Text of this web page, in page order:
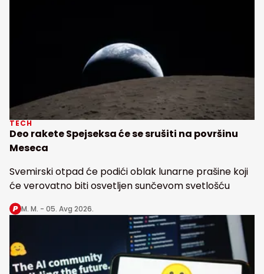
TECH
Deo rakete Spejseksa će se srušiti na površinu
Meseca
Svemirski otpad će podići oblak lunarne prašine koji
će verovatno biti osvetljen sunčevom svetlošću
M. M. - 05. Avg 2026.